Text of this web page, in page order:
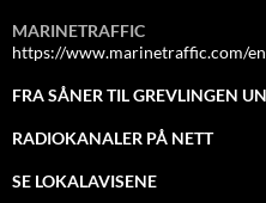
MARINETRAFFIC
https://www.marinetraffic.com/
FRA SÅNER TIL GREVLINGEN
RADIOKANALER PÅ NETT
SE LOKALAVISENE